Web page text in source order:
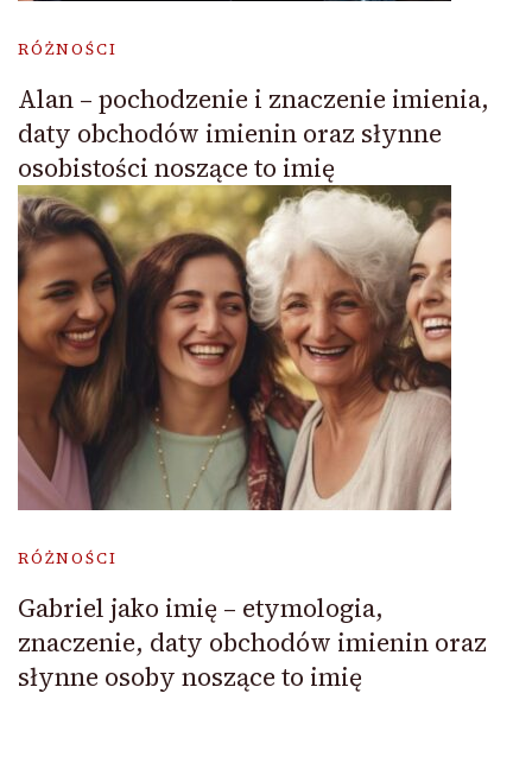
RÓŻNOŚCI
Alan – pochodzenie i znaczenie imienia,
daty obchodów imienin oraz słynne
osobistości noszące to imię
RÓŻNOŚCI
Gabriel jako imię – etymologia,
znaczenie, daty obchodów imienin oraz
słynne osoby noszące to imię